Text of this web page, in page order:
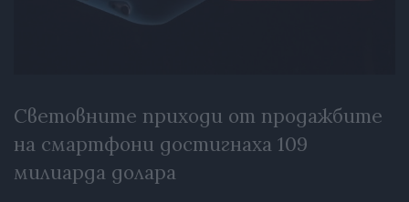
Световните приходи от продажбите
на смартфони достигнаха 109
милиарда долара